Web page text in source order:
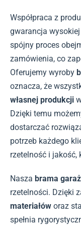
Współpraca z
gwarancja
spójny proces
zamówienia, co
Oferujemy wyroby
oznacza, że
własnej produkcji
Dzięki temu
dostarczać
potrzeb każdego
rzetelność i jakość,
Nasza brama
rzetelności. Dzięki
materiałów oraz
spełnia